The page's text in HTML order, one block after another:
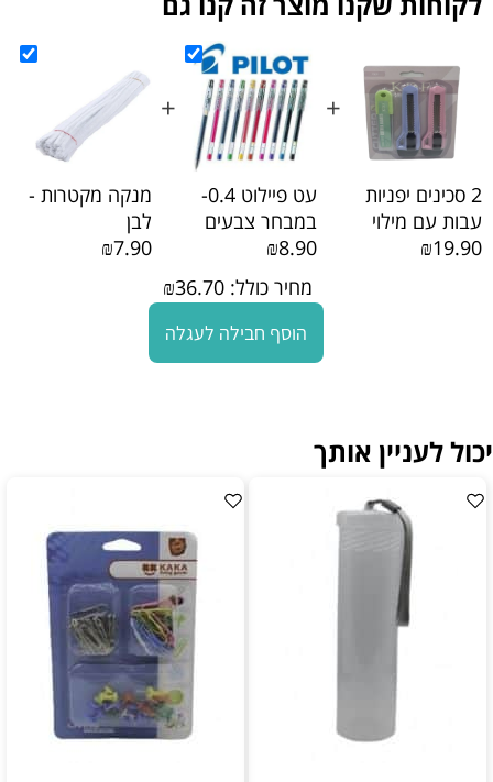
2 סכינים יפניות
עבות עם מילוי
₪19.90
+
עט פיילוט 0.4-
במבחר צבעים
₪8.90
+
מנקה מקטרות -
לבן
₪7.90
מחיר כולל:
₪36.70
הוסף חבילה לעגלה
יכול לעניין אותך